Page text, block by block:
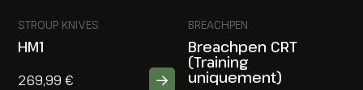
STROUP KNIVES
HM1
269,99€
BREACHPEN
Breachpen CRT
(Training
uniquement)